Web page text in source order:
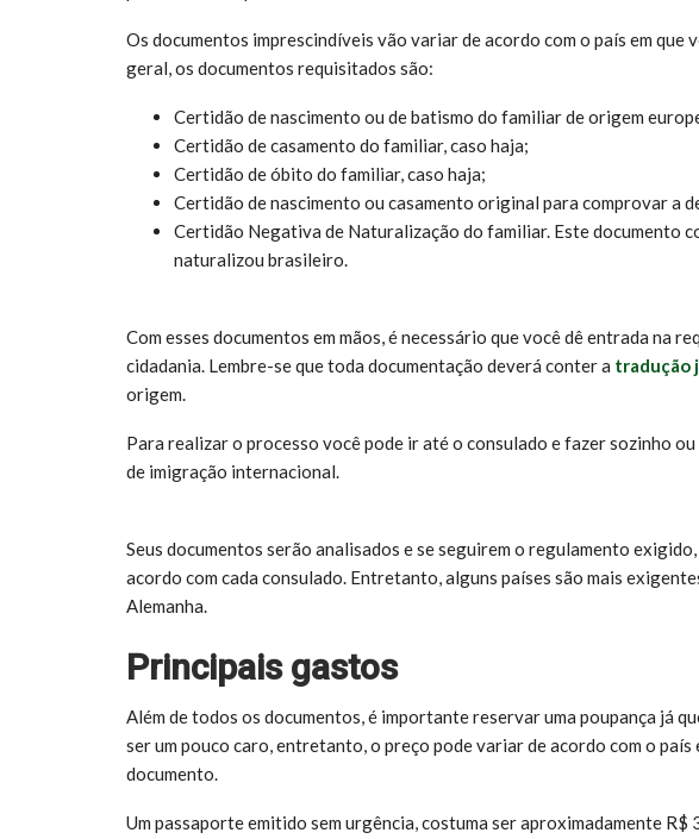
Os documentos imprescindíveis vão variar de acordo com o país em que
geral, os documentos requisitados são:
Certidão de nascimento ou de batismo do familiar de origem
Certidão de casamento do familiar, caso haja;
Certidão de óbito do familiar, caso haja;
Certidão de nascimento ou casamento original para comprovar a
Certidão Negativa de Naturalização do familiar. Este documento
naturalizou brasileiro.
Com esses documentos em mãos, é necessário que você dê entrada na
cidadania. Lembre-se que toda documentação deverá conter a tradução
origem.
Para realizar o processo você pode ir até o consulado e fazer sozinho
de imigração internacional.
Seus documentos serão analisados e se seguirem o regulamento
acordo com cada consulado. Entretanto, alguns países são mais
Alemanha.
Principais gastos
Além de todos os documentos, é importante reservar uma poupança já
ser um pouco caro, entretanto, o preço pode variar de acordo com o país
documento.
Um passaporte emitido sem urgência, costuma ser aproximadamente